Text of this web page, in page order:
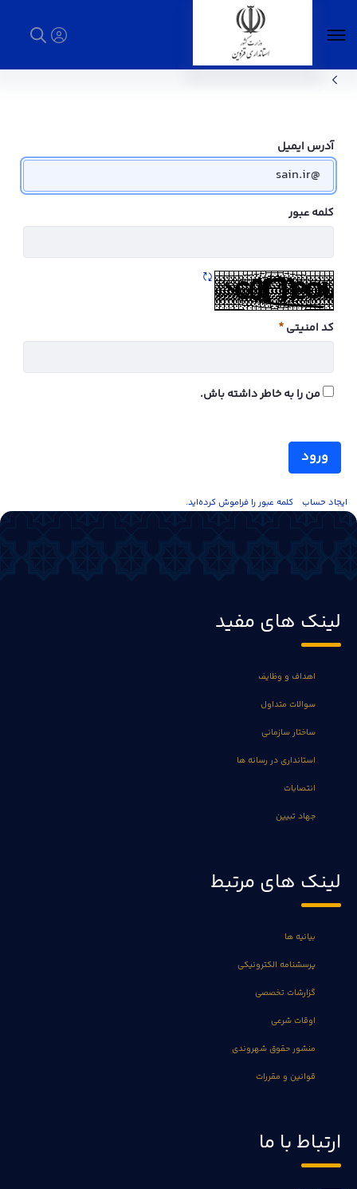
345346 - استانداری قزوین
آدرس ایمیل
کلمه عبور
کد امنیتی
ضروری
من را به خاطر داشته باش.
ورود
ايجاد حساب کلمه عبور را فراموش کرده‌اید.
لینک های مفید
اهداف و وظایف
سوالات متداول
ساختار سازمانی
استانداری در رسانه ها
انتصابات
جهاد تبیین
لینک های مرتبط
بیانیه ها
پرسشنامه الکترونیکی
گزارشات تخصصی
اوقات شرعی
منشور حقوق شهروندی
قوانین و مقررات
ارتباط با ما